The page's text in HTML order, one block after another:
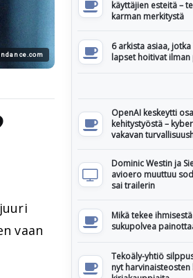
vaan
käyttäjien esteitä –
karman merkitystä
6 arkista asiaa,
lapset hoitivat ilman
OpenAI keskeytti
kehitystyöstä –
vakavan
Dominic Westin ja
avioero muuttuu
sai trailerin
Mikä tekee
sukupolvea
Tekoäly-yhtiö
nyt